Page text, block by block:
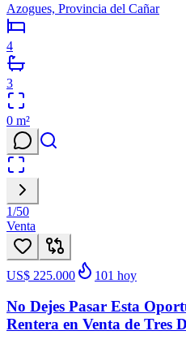
Azogues, Provincia del Cañar
4
3
0 m²
1/50
Venta
US$ 225.000 101 hoy
No Dejes Pasar Esta
Rentera en Venta de Tres